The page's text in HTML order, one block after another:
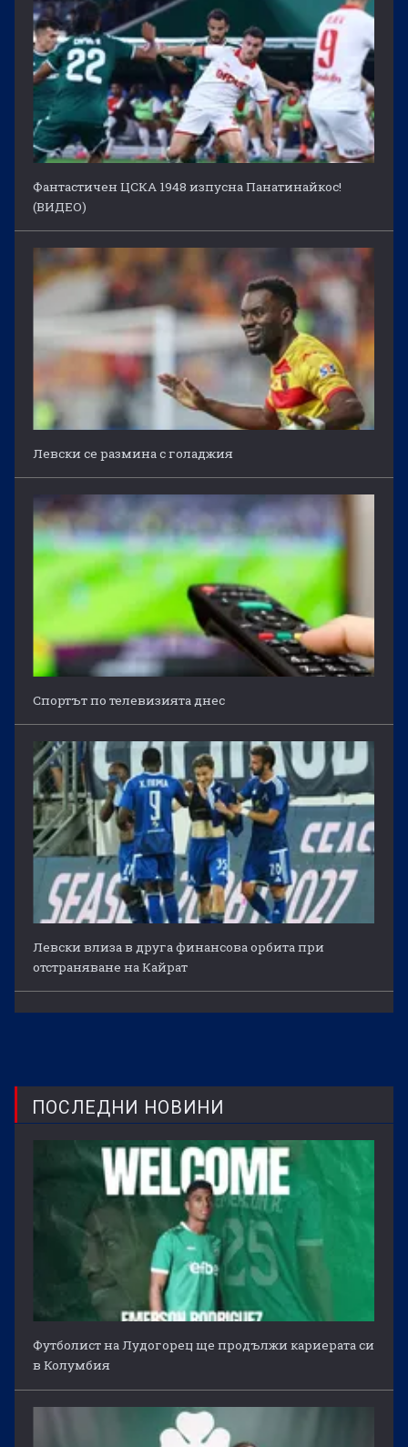
Фантастичен ЦСКА 1948 изпусна Панатинайкос!
(ВИДЕО)
Левски се размина с голаджия
Спортът по телевизията днес
Левски влиза в друга финансова орбита при
отстраняване на Кайрат
ПОСЛЕДНИ НОВИНИ
Футболист на Лудогорец ще продължи кариерата си
в Колумбия